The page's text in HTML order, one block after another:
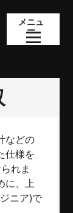
メニュ
ー
などの
仕様を
れま
に、上
ニア)で